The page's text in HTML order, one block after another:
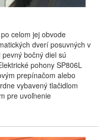
celom jej obvode
dverí posuvných v
bočný diel sú
pohony SP806L
prepínačom alebo
vybavený tlačidlom
pre uvoľnenie